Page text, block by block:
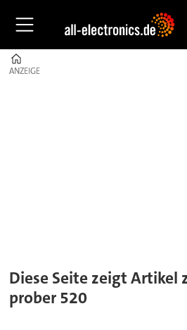
ANZEIGE
ANZEIGE
Diese Seite zeigt Artikel
prober 520